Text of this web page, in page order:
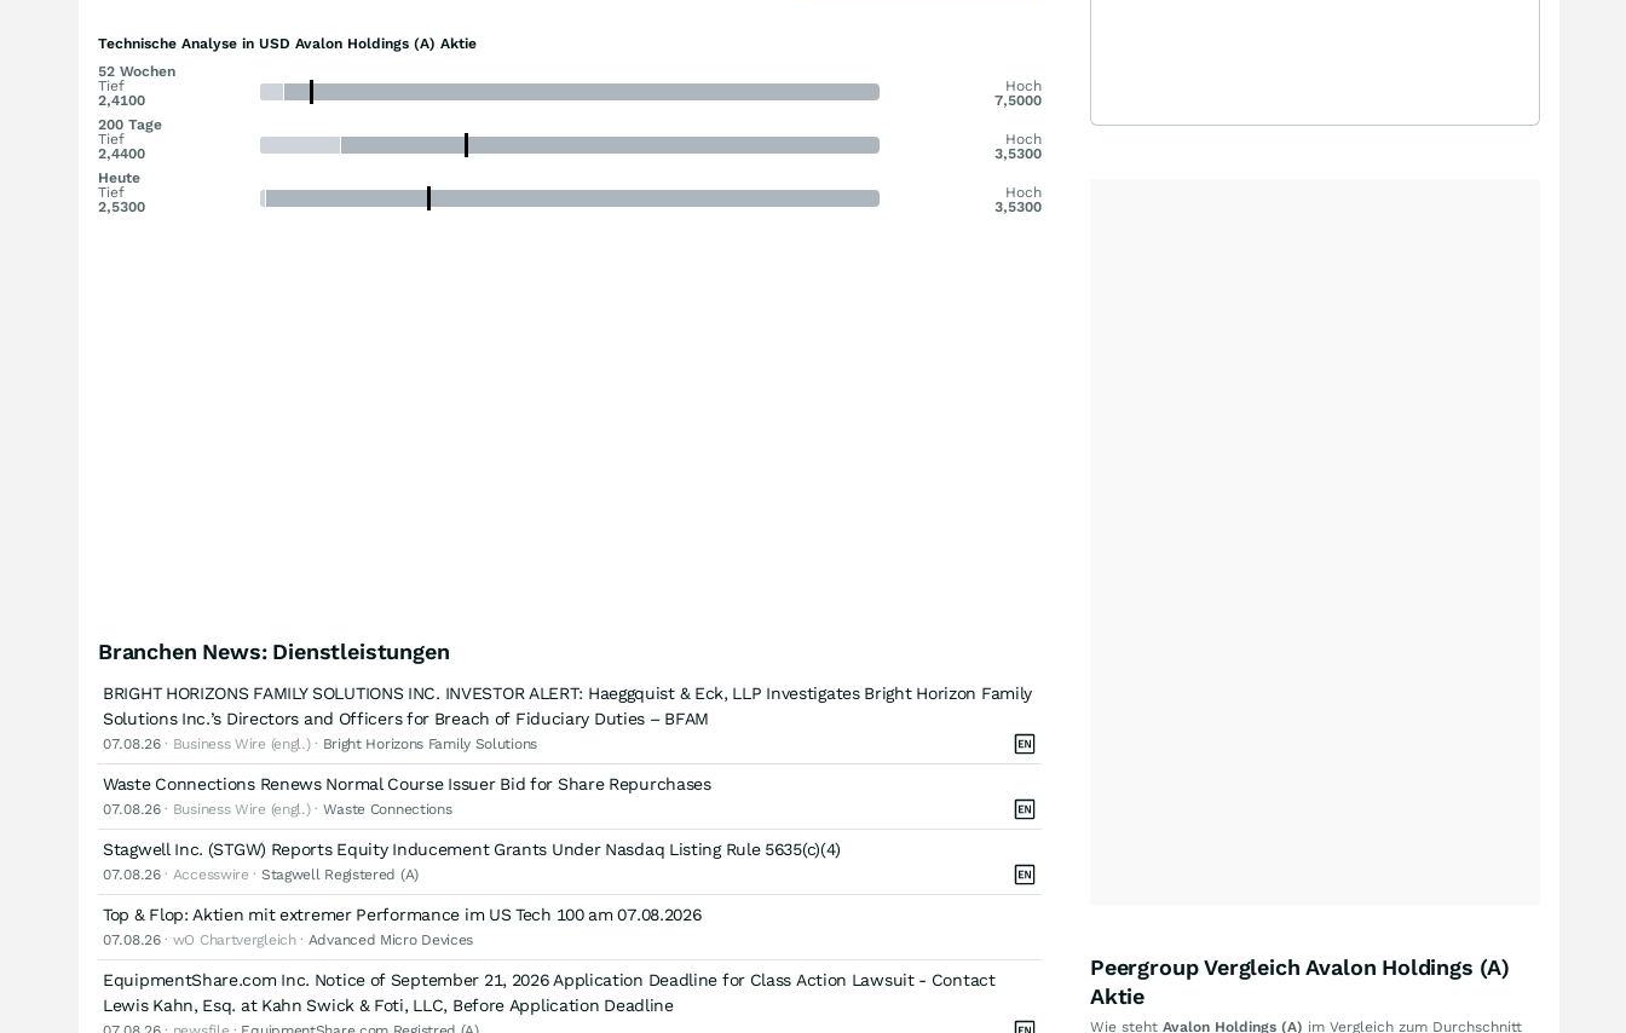
Technische Analyse in USD Avalon Holdings (A) Aktie
52 Wochen
Tief
2,4100
Hoch
7,5000
200 Tage
Tief
2,4400
Hoch
3,5300
Heute
Tief
2,5300
Hoch
3,5300
Branchen News: Dienstleistungen
BRIGHT HORIZONS FAMILY SOLUTIONS INC. INVESTOR ALERT: Haeggquist & Eck, LLP Investigates Bright Horizon Family
Solutions Inc.’s Directors and Officers for Breach of Fiduciary Duties – BFAM
07.08.26· Business Wire (engl.) · Bright Horizons Family Solutions
Waste Connections Renews Normal Course Issuer Bid for Share Repurchases
07.08.26· Business Wire (engl.) · Waste Connections
Stagwell Inc. (STGW) Reports Equity Inducement Grants Under Nasdaq Listing Rule 5635(c)(4)
07.08.26· Accesswire · Stagwell Registered (A)
Top & Flop: Aktien mit extremer Performance im US Tech 100 am 07.08.2026
07.08.26· wO Chartvergleich · Advanced Micro Devices
EquipmentShare.com Inc. Notice of September 21, 2026 Application Deadline for Class Action Lawsuit - Contact
Lewis Kahn, Esq. at Kahn Swick & Foti, LLC, Before Application Deadline
Peergroup Vergleich Avalon Holdings (A)
Aktie
Wie steht Avalon Holdings (A) im Vergleich zum Durchschnitt